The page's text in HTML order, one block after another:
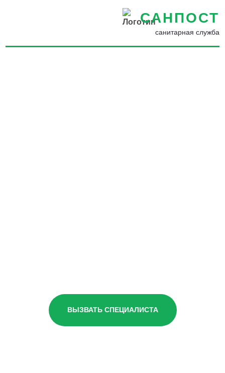
САНПОСТ
санитарная служба
ВЫЗВАТЬ СПЕЦИАЛИСТА